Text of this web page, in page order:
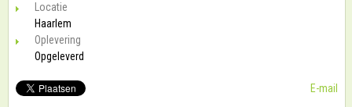
Locatie
Haarlem
Oplevering
Opgeleverd
E-mail